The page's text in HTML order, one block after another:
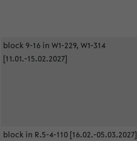
block 9-16 in W1-229, W1-314
[11.01.-15.02.2027]
block in R.5-4-110 [16.02.-05.03.2027]